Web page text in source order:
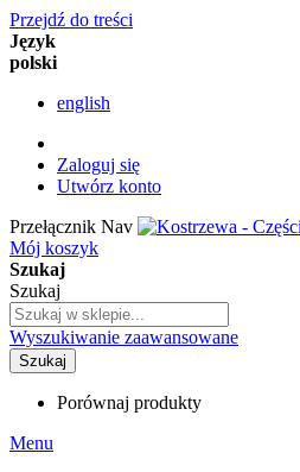
Przejdź do treści
Język
polski
english
Zaloguj się
Utwórz konto
Przełącznik Nav
Mój koszyk
Szukaj
Szukaj
Wyszukiwanie zaawansowane
Szukaj
Porównaj produkty
Menu